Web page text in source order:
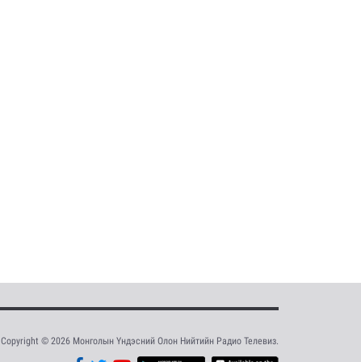
Copyright © 2026 Монголын Үндэсний Олон Нийтийн Радио Телевиз.